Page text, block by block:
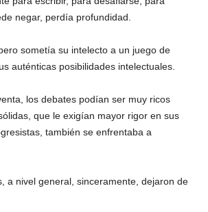
negar, perdía profundidad.
sometía su intelecto a un juego de
auténticas posibilidades intelectuales.
los debates podían ser muy ricos
que le exigían mayor rigor en sus
también se enfrentaba a
a nivel general, sinceramente, dejaron de